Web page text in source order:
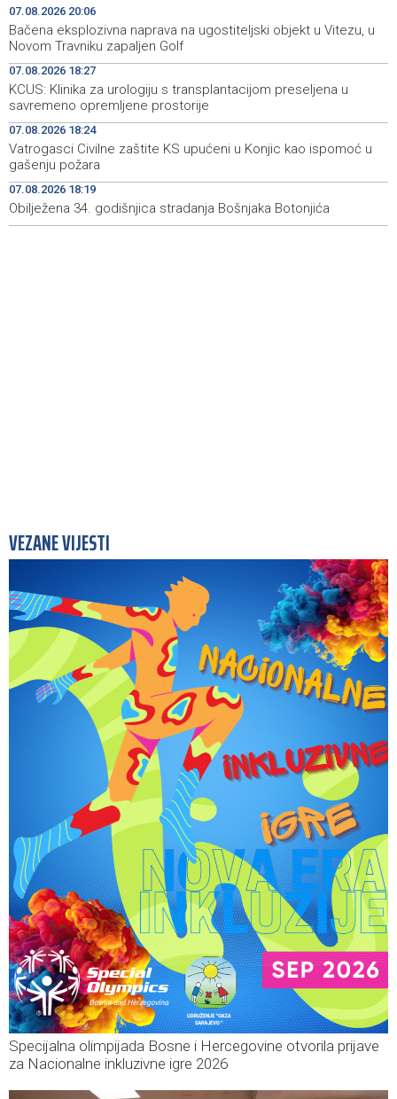
19:03
Sarajevo Film Festival presents Kinoscope and
Kinoscope Surreal programs
19:00 Najave događaja za 8. 8. 2026. godine (subota)
18:58
Fire breaks out across more than 40 hectares in Grude,
firefighters and Air Tractors on the ground
18:55
Zelenski doputovao u Beograd, sutra sastanak s
Vučićem
07.08.2026 20:06
Bačena eksplozivna naprava na ugostiteljski objekt u Vitezu, u
Novom Travniku zapaljen Golf
07.08.2026 18:27
KCUS: Klinika za urologiju s transplantacijom preseljena u
savremeno opremljene prostorije
07.08.2026 18:24
Vatrogasci Civilne zaštite KS upućeni u Konjic kao ispomoć u
gašenju požara
07.08.2026 18:19
Obilježena 34. godišnjica stradanja Bošnjaka Botonjića
VEZANE VIJESTI
Specijalna olimpijada Bosne i Hercegovine otvorila prijave
za Nacionalne inkluzivne igre 2026